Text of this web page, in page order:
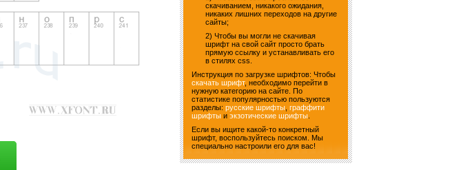
скачиванием, никакого ожидания,
никаких лишних переходов на другие
сайты;
2) Чтобы вы могли не скачивая
шрифт на свой сайт просто брать
прямую ссылку и устанавливать его
в стилях css.
Инструкция по загрузке шрифтов: Чтобы
скачать шрифт, необходимо перейти в
нужную категорию на сайте. По
статистике популярностью пользуются
разделы: русские шрифты, граффити
шрифтыи экзотические шрифты.
Если вы ищите какой-то конкретный
шрифт, воспользуйтесь поиском. Мы
специально настроили его для вас!